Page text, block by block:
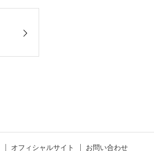
オフィシャルサイト お問い合わせ